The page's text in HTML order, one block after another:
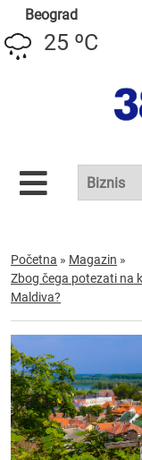
Beograd
25 ºC
Početna » Magazin »
Zbog čega potezati na
Maldiva?